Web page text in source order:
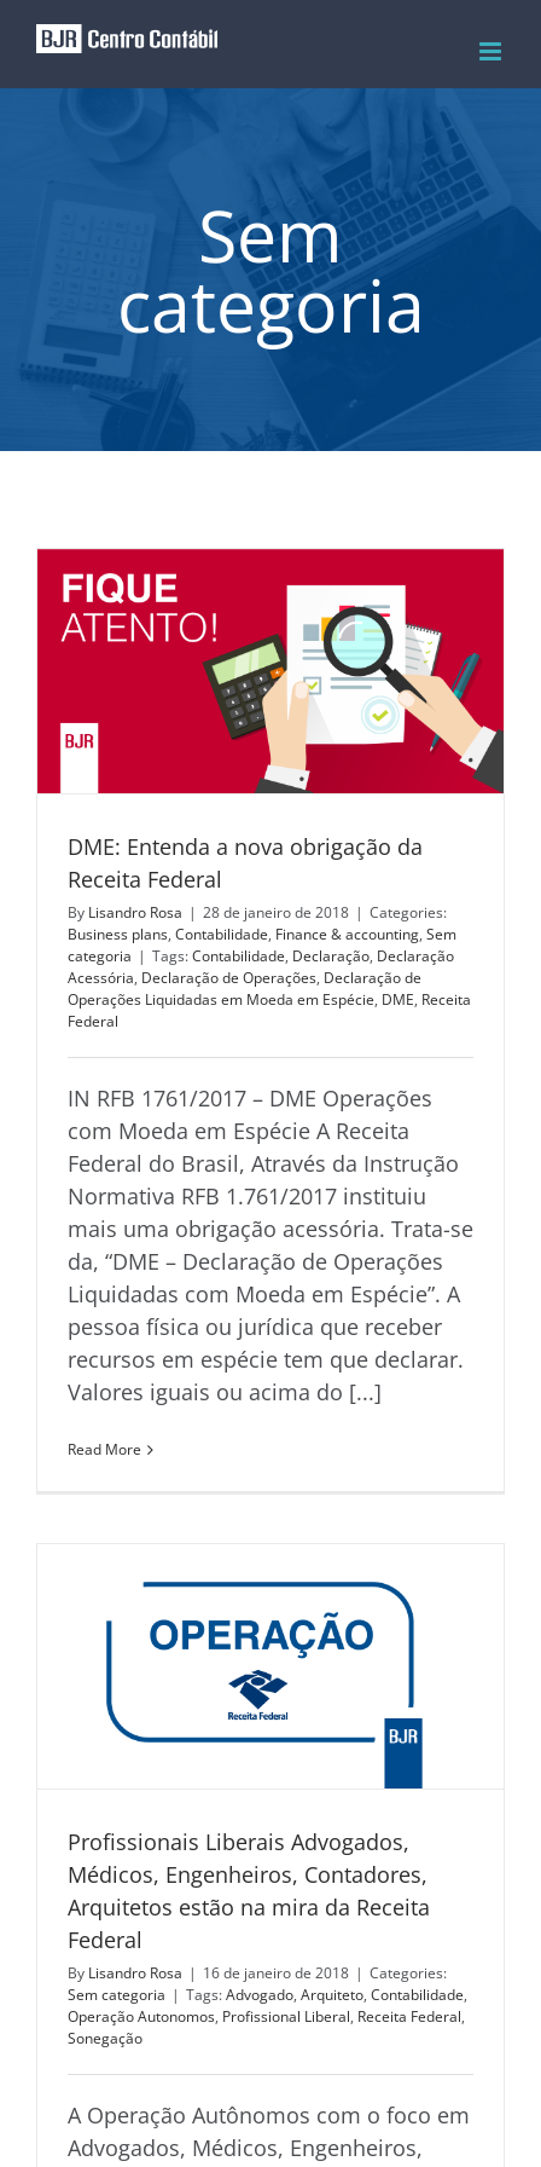
Sem
categoria
DME: Entenda a nova obrigação da
Receita Federal
By Lisandro Rosa | 28 de janeiro de 2018 | Categories:
Business plans, Contabilidade, Finance & accounting, Sem
categoria | Tags:Contabilidade, Declaração, Declaração
Acessória, Declaração de Operações, Declaração de
Operações Liquidadas em Moeda em Espécie, DME, Receita
Federal
IN RFB 1761/2017 – DME Operações
com Moeda em Espécie A Receita
Federal do Brasil, Através da Instrução
Normativa RFB 1.761/2017 instituiu
mais uma obrigação acessória. Trata-se
da, “DME – Declaração de Operações
Liquidadas com Moeda em Espécie”. A
pessoa física ou jurídica que receber
recursos em espécie tem que declarar.
Valores iguais ou acima do [...]
Read More
Profissionais Liberais Advogados,
Médicos, Engenheiros, Contadores,
Arquitetos estão na mira da Receita
Federal
By Lisandro Rosa | 16 de janeiro de 2018 | Categories:
Sem categoria | Tags:Advogado, Arquiteto, Contabilidade,
Operação Autonomos, Profissional Liberal, Receita Federal,
Sonegação
A Operação Autônomos com o foco em
Advogados, Médicos, Engenheiros,